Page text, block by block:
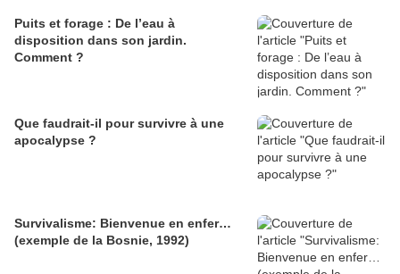
Puits et forage : De l’eau à
disposition dans son jardin.
Comment ?
Que faudrait-il pour survivre à une
apocalypse ?
Survivalisme: Bienvenue en enfer…
(exemple de la Bosnie, 1992)